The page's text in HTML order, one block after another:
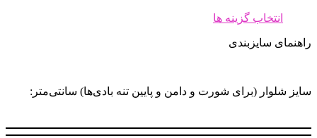
انتخاب گزینه ها
باشد.
راهنمای سایزبندی
سایز شلوار (برای شورت و دامن و پایین تنه بادی‌ها) سانتی‌متر: